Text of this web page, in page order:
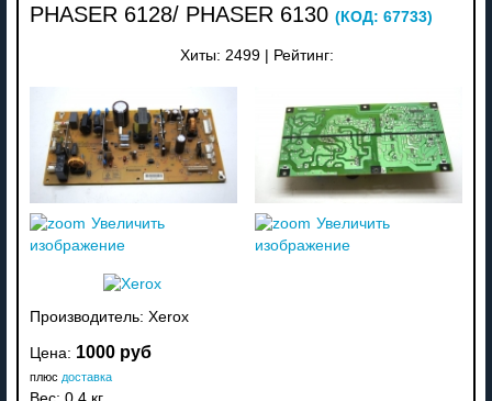
PHASER 6128/ PHASER 6130 (КОД: 67733)
Хиты: 2499 Рейтинг:
Увеличить
изображение
Увеличить
изображение
Производитель: Xerox
Цена: 1000 руб
плюс доставка